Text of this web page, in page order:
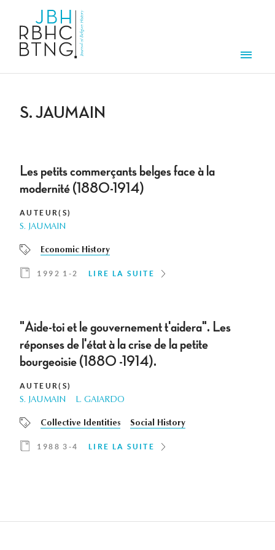
S. JAUMAIN
Les petits commerçants belges face à la
modernité (1880-1914)
AUTEUR(S)
S. JAUMAIN
Economic History
1992 1-2 LIRE LA SUITE
"Aide-toi et le gouvernement t'aidera". Les
réponses de l'état à la crise de la petite
bourgeoisie (1880 -1914).
AUTEUR(S)
S. JAUMAIN L. GAIARDO
Collective Identities Social History
1988 3-4 LIRE LA SUITE